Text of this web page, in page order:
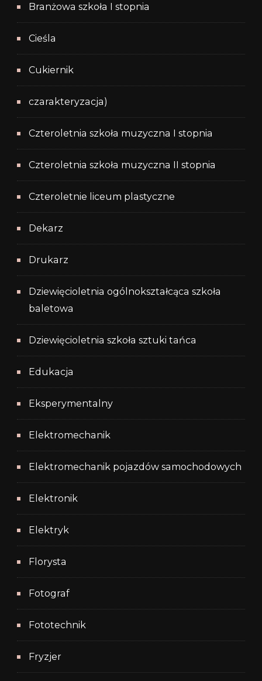
Branżowa szkoła I stopnia
Cieśla
Cukiernik
czarakteryzacja)
Czteroletnia szkoła muzyczna I stopnia
Czteroletnia szkoła muzyczna II stopnia
Czteroletnie liceum plastyczne
Dekarz
Drukarz
Dziewięcioletnia ogólnokształcąca szkoła
baletowa
Dziewięcioletnia szkoła sztuki tańca
Edukacja
Eksperymentalny
Elektromechanik
Elektromechanik pojazdów samochodowych
Elektronik
Elektryk
Florysta
Fotograf
Fototechnik
Fryzjer